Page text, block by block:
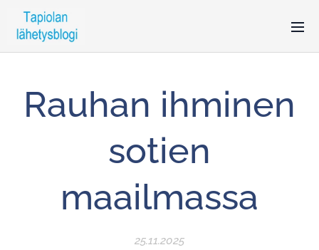
Rauhan ihminen
sotien
maailmassa
25.11.2025